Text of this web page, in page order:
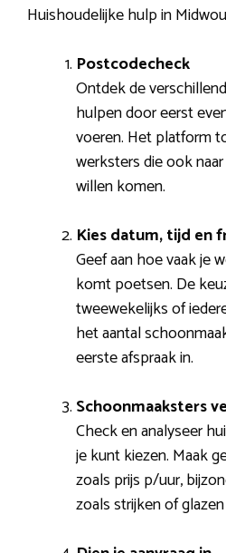
Huishoudelijke hulp in
Postcodecheck
Ontdek de
hulpen door eerst
voeren. Het platform
werksters die ook
willen komen.
Kies datum, tijd en
Geef aan hoe vaak je
komt poetsen. De
tweewekelijks of
het aantal
eerste afspraak in.
Schoonmaaksters
Check en analyseer
je kunt kiezen. Maak
zoals prijs p/uur,
zoals strijken of